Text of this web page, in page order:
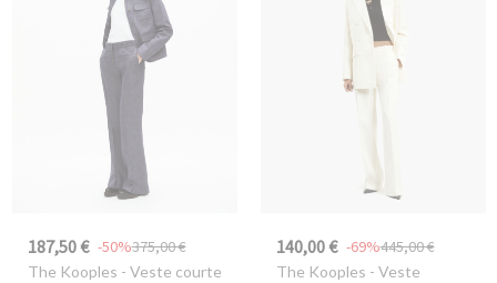
187,50 € 375,00 €
-50%
The Kooples - Veste courte
140,00 € 445,00 €
-69%
The Kooples - Veste